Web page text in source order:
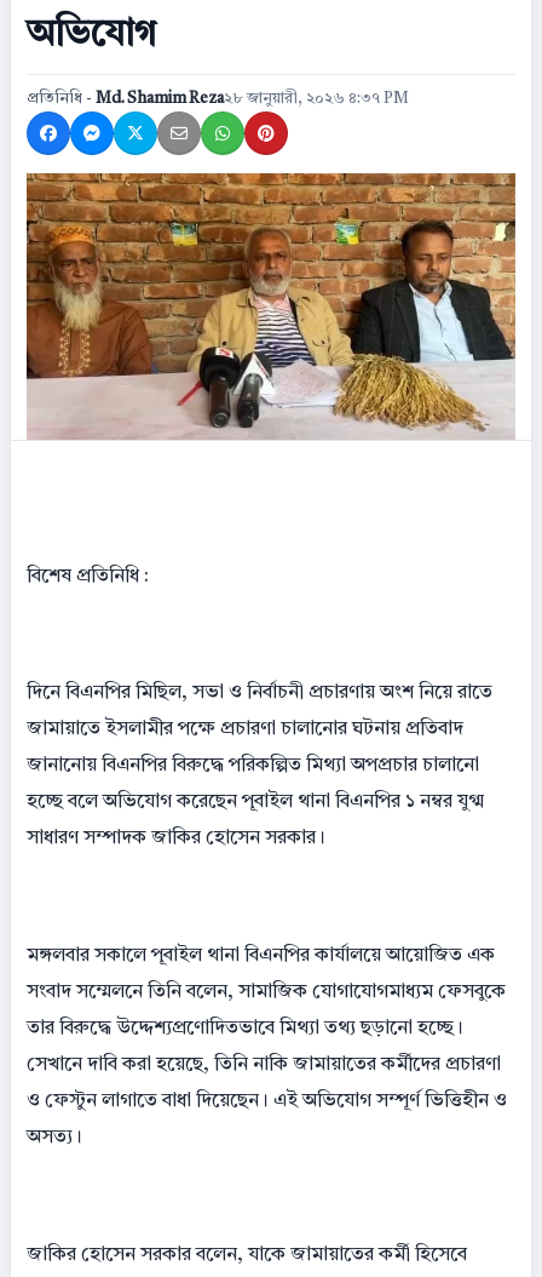
অভিযোগ
প্রতিনিধি - Md. Shamim Reza২৮ জানুয়ারী, ২০২৬ ৪:৩৭ PM
Share on Facebook
Share on Messenger
Share on X
Share by Email
Share on WhatsApp
Share on Pinterest
বিশেষ প্রতিনিধি :
দিনে বিএনপির মিছিল, সভা ও নির্বাচনী প্রচারণায় অংশ নিয়ে রাতে
জামায়াতে ইসলামীর পক্ষে প্রচারণা চালানোর ঘটনায় প্রতিবাদ
জানানোয় বিএনপির বিরুদ্ধে পরিকল্পিত মিথ্যা অপপ্রচার চালানো
হচ্ছে বলে অভিযোগ করেছেন পূবাইল থানা বিএনপির ১ নম্বর যুগ্ম
সাধারণ সম্পাদক জাকির হোসেন সরকার।
মঙ্গলবার সকালে পূবাইল থানা বিএনপির কার্যালয়ে আয়োজিত এক
সংবাদ সম্মেলনে তিনি বলেন, সামাজিক যোগাযোগমাধ্যম ফেসবুকে
তার বিরুদ্ধে উদ্দেশ্যপ্রণোদিতভাবে মিথ্যা তথ্য ছড়ানো হচ্ছে।
সেখানে দাবি করা হয়েছে, তিনি নাকি জামায়াতের কর্মীদের প্রচারণা
ও ফেস্টুন লাগাতে বাধা দিয়েছেন। এই অভিযোগ সম্পূর্ণ ভিত্তিহীন ও
অসত্য।
জাকির হোসেন সরকার বলেন, যাকে জামায়াতের কর্মী হিসেবে